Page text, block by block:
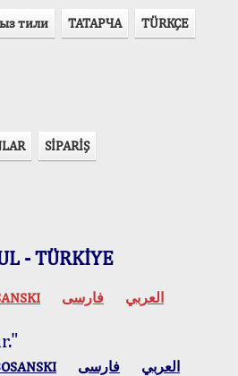
тили ТАТАРЧА TÜRKÇE
SİPARİŞ
- TÜRKİYE
العربي فارسی
العربي فارسی